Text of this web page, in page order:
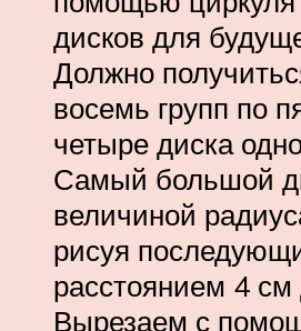
дисков для
Должно
восемь групп по
четыре диска
Самый большой
величиной
рисуя
расстоянием 4 см
Вырезаем с